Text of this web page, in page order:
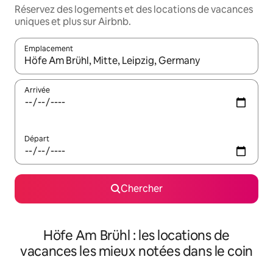
Réservez des logements et des locations de vacances
uniques et plus sur Airbnb.
Emplacement
Quand les résultats sont affichés, parcourez-les en utilisant
Arrivée
Départ
Chercher
Höfe Am Brühl : les locations de
vacances les mieux notées dans le coin